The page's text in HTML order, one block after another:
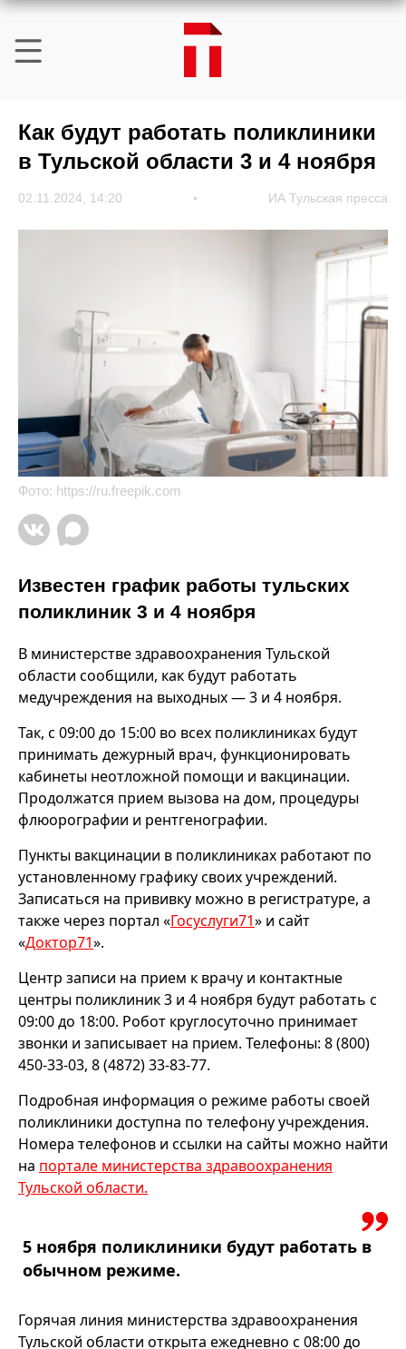
Как будут работать поликлиники
в Тульской области 3 и 4 ноября
02.11.2024, 14:20 ИА Тульская пресса
Фото: https://ru.freepik.com
Известен график работы тульских
поликлиник 3 и 4 ноября
В министерстве здравоохранения Тульской
области сообщили, как будут работать
медучреждения на выходных — 3 и 4 ноября.
Так, с 09:00 до 15:00 во всех поликлиниках будут
принимать дежурный врач, функционировать
кабинеты неотложной помощи и вакцинации.
Продолжатся прием вызова на дом, процедуры
флюорографии и рентгенографии.
Пункты вакцинации в поликлиниках работают по
установленному графику своих учреждений.
Записаться на прививку можно в регистратуре, а
также через портал «Госуслуги71» и сайт
«Доктор71».
Центр записи на прием к врачу и контактные
центры поликлиник 3 и 4 ноября будут работать с
09:00 до 18:00. Робот круглосуточно принимает
звонки и записывает на прием. Телефоны: 8 (800)
450-33-03, 8 (4872) 33-83-77.
Подробная информация о режиме работы своей
поликлиники доступна по телефону учреждения.
Номера телефонов и ссылки на сайты можно найти
на портале министерства здравоохранения
Тульской области.
5 ноября поликлиники будут работать в
обычном режиме.
Горячая линия министерства здравоохранения
Тульской области открыта ежедневно с 08:00 до